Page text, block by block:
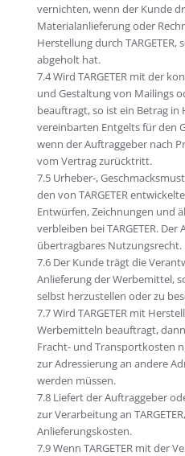
vernichten, wenn der Kunde
Materialanlieferung oder
Herstellung durch
abgeholt hat.
7.4 Wird TARGETER mit der
und Gestaltung von Mailings
beauftragt, so ist ein Betrag in
vereinbarten Entgelts für den
wenn der Auftraggeber nach
vom Vertrag zurücktritt.
7.5 Urheber-,
den von TARGETER
Entwürfen, Zeichnungen und
verbleiben bei TARGETER.
übertragbares Nutzungsrecht.
7.6 Der Kunde trägt die
Anlieferung der Werbemittel,
selbst herzustellen oder zu
7.7 Wird TARGETER mit
Werbemitteln beauftragt,
Fracht- und Transportkosten
zur Adressierung an andere
werden müssen.
7.8 Liefert der Auftraggeber
zur Verarbeitung an
Anlieferungskosten.
7.9 Wenn TARGETER mit der